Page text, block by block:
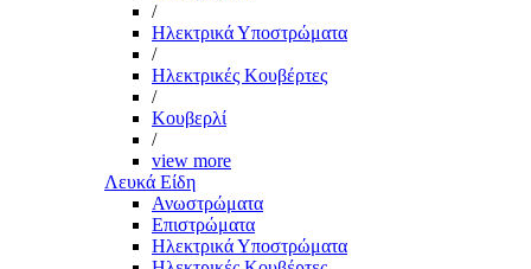
/
Ηλεκτρικά Υποστρώματα
/
Ηλεκτρικές Κουβέρτες
/
Κουβερλί
/
view more
Λευκά Είδη
Ανωστρώματα
Επιστρώματα
Ηλεκτρικά Υποστρώματα